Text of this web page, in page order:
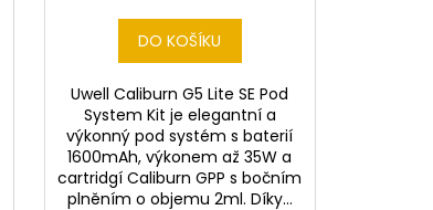
DO KOŠÍKU
Uwell Caliburn G5 Lite SE Pod
System Kit je elegantní a
výkonný pod systém s baterií
1600mAh, výkonem až 35W a
cartridgí Caliburn GPP s bočním
plněním o objemu 2ml. Díky...